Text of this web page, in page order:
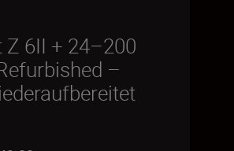
Z 6II + 24–200
–